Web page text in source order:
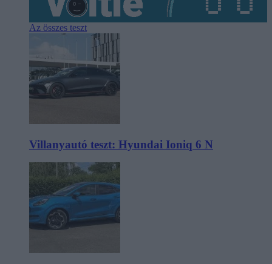
Az összes teszt
Villanyautó teszt: Hyundai Ioniq 6 N